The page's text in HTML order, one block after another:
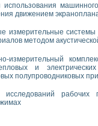
использования
движением
измерительные
методом
измерительный
и
полупроводниковых
рабочих